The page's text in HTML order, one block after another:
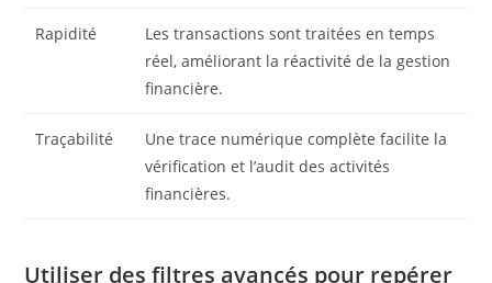
Rapidité
Les transactions sont traitées en temps
réel, améliorant la réactivité de la gestion
financière.
Traçabilité
Une trace numérique complète facilite la
vérification et l’audit des activités
financières.
Utiliser des filtres avancés pour repérer